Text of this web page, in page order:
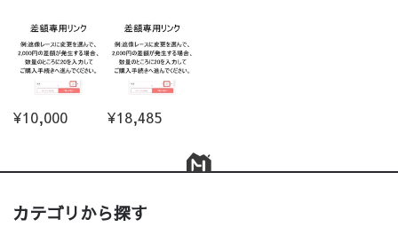
¥10,000 ¥18,485
カテゴリから探す